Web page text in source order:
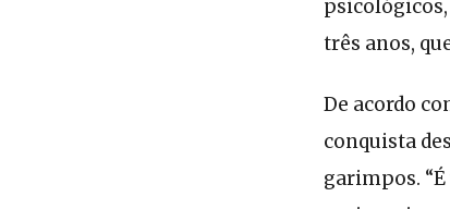
três anos,
De acordo
conquista
garimpos.